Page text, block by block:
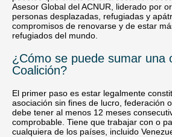
Asesor Global del ACNUR, liderado por
personas desplazadas, refugiadas y
compromisos de renovarse y de estar
refugiados del mundo.
¿Cómo se puede sumar una
Coalición?
El primer paso es estar legalmente
asociación sin fines de lucro, federación
debe tener al menos 12 meses
comprobable. Tiene que trabajar con o
cualquiera de los países, incluido